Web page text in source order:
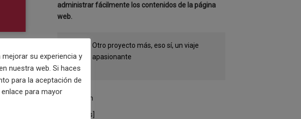
administrar fácilmente los contenidos de la página
web.
Otro proyecto más, eso sí, un viaje
apasionante
descripción
[categorias]
su experiencia y
nuestra web. Si haces
para la aceptación de
para mayor